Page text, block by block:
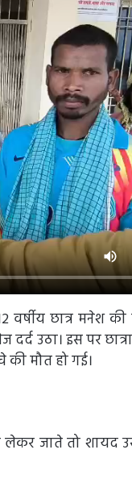
छात्र मनेश की
उठा। इस पर
मौत हो गई।
जाते तो शायद